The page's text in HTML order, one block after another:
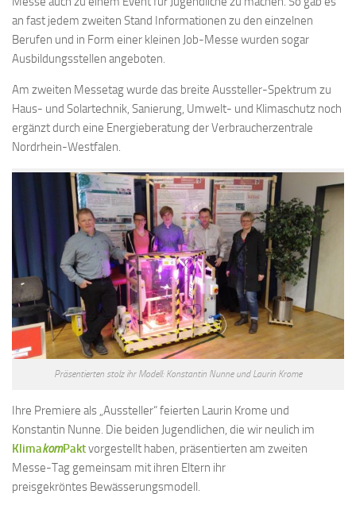
an fast jedem zweiten Stand Informationen zu den einzelnen
Berufen und in Form einer kleinen Job-Messe wurden sogar
Ausbildungsstellen angeboten.
Am zweiten Messetag wurde das breite Aussteller-Spektrum zu
Haus- und Solartechnik, Sanierung, Umwelt- und Klimaschutz noch
ergänzt durch eine Energieberatung der Verbraucherzentrale
Nordrhein-Westfalen.
Präsentierten stolz ihr Modell: Konstantin Nunne und Laurin Krome
Ihre Premiere als „Aussteller“ feierten Laurin Krome und
Konstantin Nunne. Die beiden Jugendlichen, die wir neulich im
KlimakomPaktvorgestellt haben, präsentierten am zweiten
Messe-Tag gemeinsam mit ihren Eltern ihr
preisgekröntes Bewässerungsmodell.